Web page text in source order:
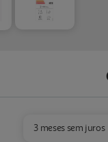
3 meses sem juros